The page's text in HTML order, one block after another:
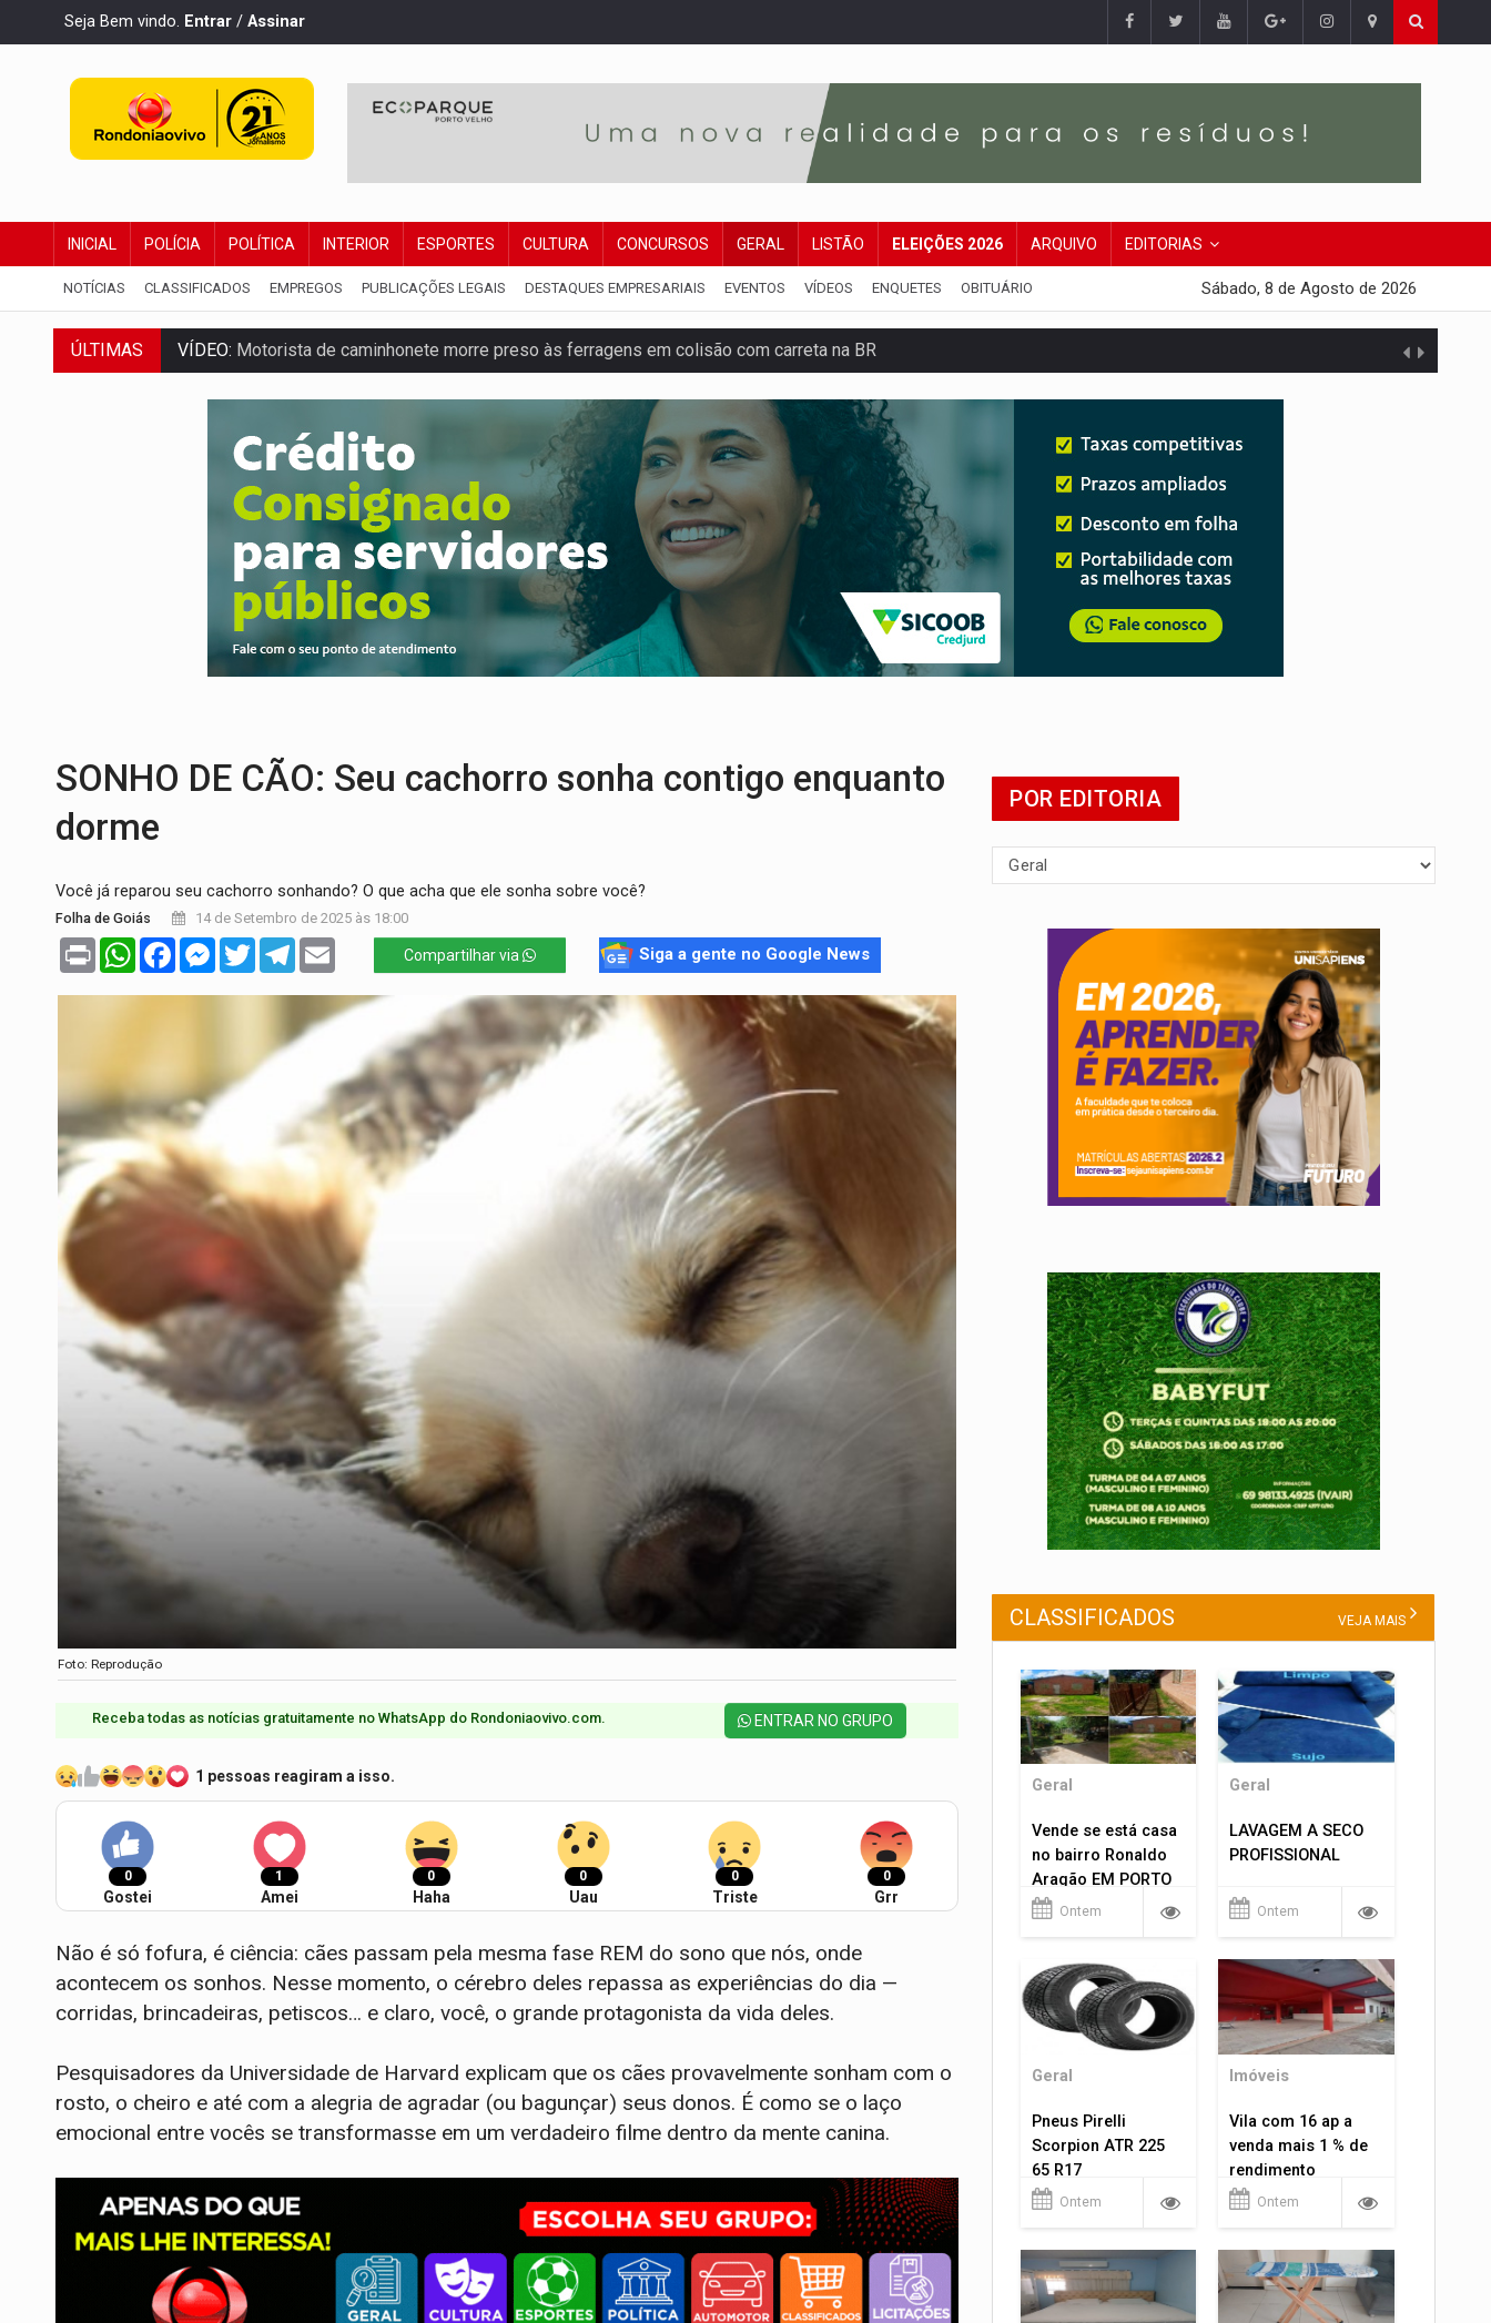
Seja Bem vindo. Entrar / Assinar
INICIAL POLÍCIA POLÍTICA INTERIOR ESPORTES CULTURA CONCURSOS GERAL LISTÃO ELEIÇÕES 2026 ARQUIVO EDITORIAS
NOTÍCIAS CLASSIFICADOS EMPREGOS PUBLICAÇÕES LEGAIS DESTAQUES EMPRESARIAIS EVENTOS VÍDEOS ENQUETES OBITUÁRIO Sábado, 8 de Agosto de 2026
ÚLTIMAS
Seis lugares gratuitos para aproveitar o fim de semana em Porto Velho
FTICCO e Força Tática prendem membro do CV com arma e drogas em boca de fumo
INCLUSÃO: Prefeitura fortalece parceria com a APAE para ampliar ações voltadas a PCD's
DEFESA:Exército testa inovações no combate a drones durante exercício antiaéreo
TEMAS SOCIOAMBIENTAIS:Em Itapuã do Oeste, CINEMAZÔNIA leva cinema amazônico a estudantes na escola
PREVISÃO: Interior de Rondônia terá sábado (8) de calor intenso e tempo firme
INFRAESTRUTURA: Após quase 30 anos de espera, asfalto chega ao bairro Nova Esperança
A ILHA:Coreografia de Rondônia estreia na programação do Festival de Dança de Joinville
SONHO DE CÃO: Seu cachorro sonha contigo enquanto
dorme
Você já reparou seu cachorro sonhando? O que acha que ele sonha sobre você?
Folha de Goiás 14 de Setembro de 2025 às 18:00
Print WhatsAppFacebookMessenger
TwitterTelegram Compartilhar via Siga a gente no Google News
Foto: Reprodução
Receba todas as notícias gratuitamente no WhatsApp do Rondoniaovivo.com.​ ENTRAR NO GRUPO
1 pessoas reagiram a isso.
0
Gostei
1
Amei
0
Haha
0
Uau
0
Triste
0
Grr
Não é só fofura, é ciência: cães passam pela mesma fase REM do sono que nós, onde
acontecem os sonhos. Nesse momento, o cérebro deles repassa as experiências do dia —
corridas, brincadeiras, petiscos… e claro, você, o grande protagonista da vida deles.
Pesquisadores da Universidade de Harvard explicam que os cães provavelmente sonham com o
rosto, o cheiro e até com a alegria de agradar (ou bagunçar) seus donos. É como se o laço
emocional entre vocês se transformasse em um verdadeiro filme dentro da mente canina.
POR EDITORIA
CLASSIFICADOS VEJA MAIS
Geral
Vende se está casa
no bairro Ronaldo
Aragão EM PORTO
VELHO RO.
Ontem
Geral
LAVAGEM A SECO
PROFISSIONAL
Ontem
Geral
Pneus Pirelli
Scorpion ATR 225
65 R17
Ontem
Imóveis
Vila com 16 ap a
venda mais 1 % de
rendimento
Ontem